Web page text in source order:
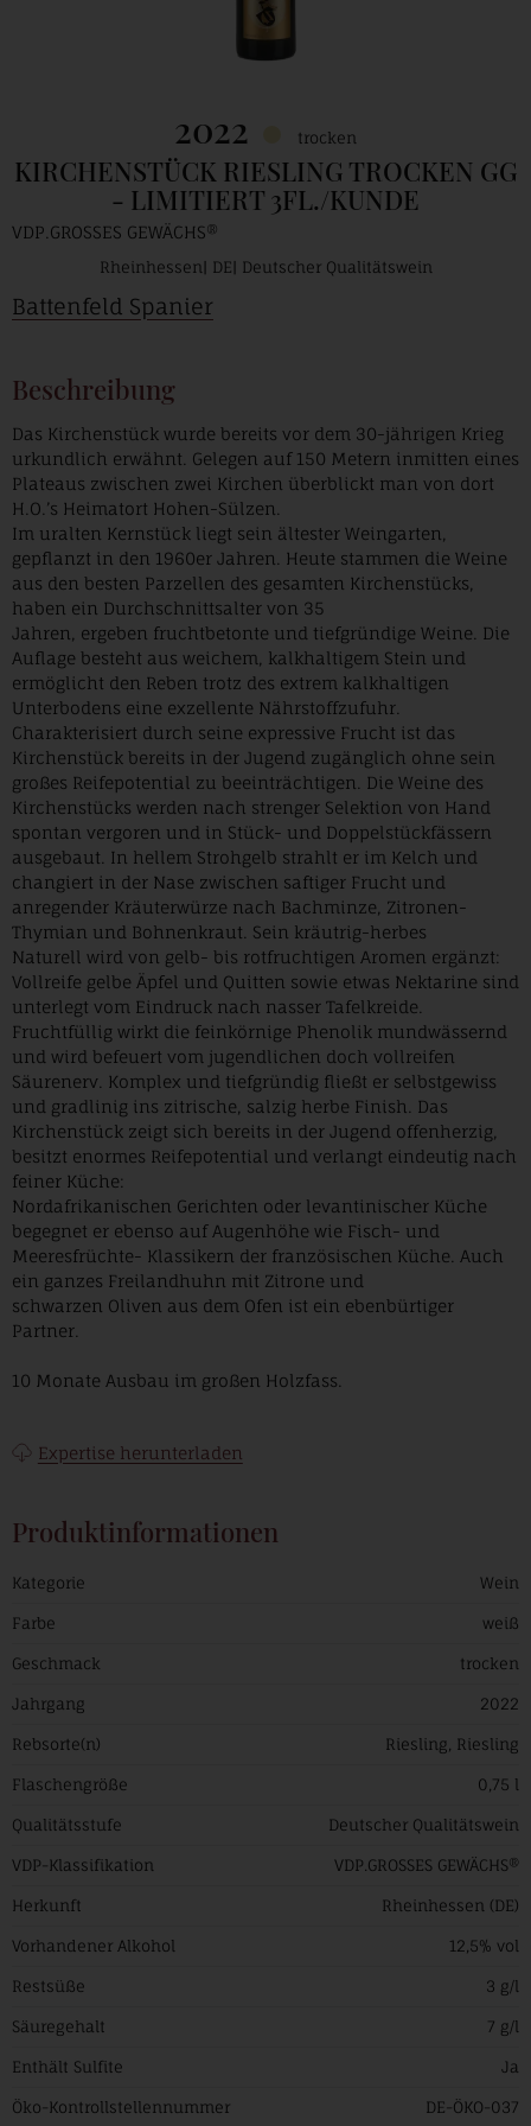
2022 trocken
KIRCHENSTÜCK RIESLING TROCKEN GG
- LIMITIERT 3FL./KUNDE
VDP.GROSSES GEWÄCHS®
Rheinhessen DE Deutscher Qualitätswein
Battenfeld Spanier
Beschreibung
Das Kirchenstück wurde bereits vor dem 30-jährigen Krieg
urkundlich erwähnt. Gelegen auf 150 Metern inmitten eines
Plateaus zwischen zwei Kirchen überblickt man von dort
H.O.’s Heimatort Hohen-Sülzen.
Im uralten Kernstück liegt sein ältester Weingarten,
gepflanzt in den 1960er Jahren. Heute stammen die Weine
aus den besten Parzellen des gesamten Kirchenstücks,
haben ein Durchschnittsalter von 35
Jahren, ergeben fruchtbetonte und tiefgründige Weine. Die
Auflage besteht aus weichem, kalkhaltigem Stein und
ermöglicht den Reben trotz des extrem kalkhaltigen
Unterbodens eine exzellente Nährstoffzufuhr.
Charakterisiert durch seine expressive Frucht ist das
Kirchenstück bereits in der Jugend zugänglich ohne sein
großes Reifepotential zu beeinträchtigen. Die Weine des
Kirchenstücks werden nach strenger Selektion von Hand
spontan vergoren und in Stück- und Doppelstückfässern
ausgebaut. In hellem Strohgelb strahlt er im Kelch und
changiert in der Nase zwischen saftiger Frucht und
anregender Kräuterwürze nach Bachminze, Zitronen-
Thymian und Bohnenkraut. Sein kräutrig-herbes
Naturell wird von gelb- bis rotfruchtigen Aromen ergänzt:
Vollreife gelbe Äpfel und Quitten sowie etwas Nektarine sind
unterlegt vom Eindruck nach nasser Tafelkreide.
Fruchtfüllig wirkt die feinkörnige Phenolik mundwässernd
und wird befeuert vom jugendlichen doch vollreifen
Säurenerv. Komplex und tiefgründig fließt er selbstgewiss
und gradlinig ins zitrische, salzig herbe Finish. Das
Kirchenstück zeigt sich bereits in der Jugend offenherzig,
besitzt enormes Reifepotential und verlangt eindeutig nach
feiner Küche:
Nordafrikanischen Gerichten oder levantinischer Küche
begegnet er ebenso auf Augenhöhe wie Fisch- und
Meeresfrüchte- Klassikern der französischen Küche. Auch
ein ganzes Freilandhuhn mit Zitrone und
schwarzen Oliven aus dem Ofen ist ein ebenbürtiger
Partner.
10 Monate Ausbau im großen Holzfass.
Expertise herunterladen
Produktinformationen
Kategorie Wein
Farbe weiß
Geschmack trocken
Jahrgang 2022
Rebsorte(n) Riesling, Riesling
Flaschengröße 0,75 l
Qualitätsstufe Deutscher Qualitätswein
VDP-Klassifikation VDP.GROSSES GEWÄCHS®
Herkunft Rheinhessen (DE)
Vorhandener Alkohol 12,5% vol
Restsüße 3 g/l
Säuregehalt 7 g/l
Enthält Sulfite Ja
Öko-Kontrollstellennummer DE-ÖKO-037